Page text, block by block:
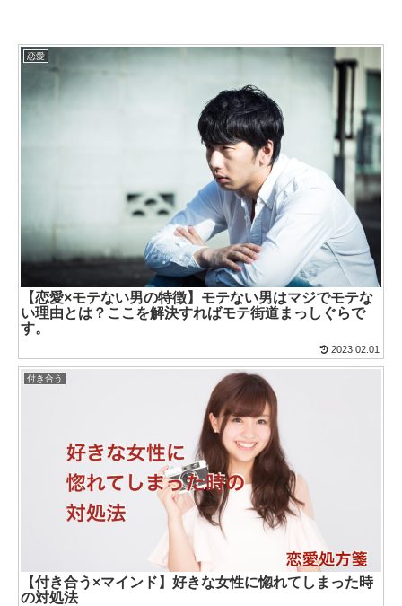
恋愛
【恋愛×モテない男の特徴】モテない男はマジでモテな
い理由とは？ここを解決すればモテ街道まっしぐらで
す。
2023.02.01
付き合う
【付き合う×マインド】好きな女性に惚れてしまった時
の対処法